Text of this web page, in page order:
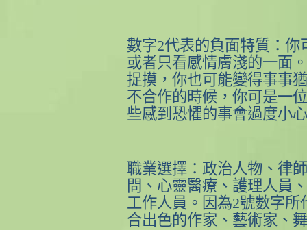
數字2代表的負面特質：你
或者只看感情膚淺的一面
捉摸，你也可能變得事事
不合作的時候，你可是一
些感到恐懼的事會過度小
職業選擇：政治人物、律
問、心靈醫療、護理人員
工作人員。因為2號數字所
合出色的作家、藝術家、